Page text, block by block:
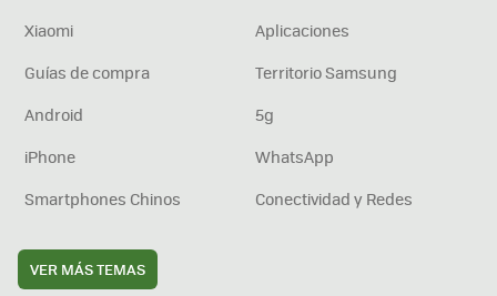
Xiaomi
Aplicaciones
Guías de compra
Territorio Samsung
Android
5g
iPhone
WhatsApp
Smartphones Chinos
Conectividad y Redes
VER MÁS TEMAS